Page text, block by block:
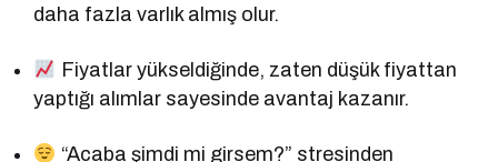
daha fazla varlık almış olur.
Fiyatlar yükseldiğinde, zaten düşük fiyattan
yaptığı alımlar sayesinde avantaj kazanır.
“Acaba şimdi mi girsem?” stresinden